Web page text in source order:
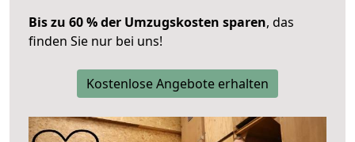
Bis zu 60 % der Umzugskosten sparen, das
finden Sie nur bei uns!
Kostenlose Angebote erhalten